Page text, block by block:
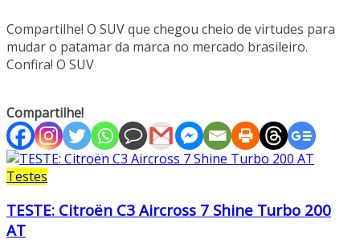
Compartilhe! O SUV que chegou cheio de virtudes para
mudar o patamar da marca no mercado brasileiro.
Confira! O SUV
Compartilhe!
Testes
TESTE: Citroën C3 Aircross 7 Shine Turbo 200
AT